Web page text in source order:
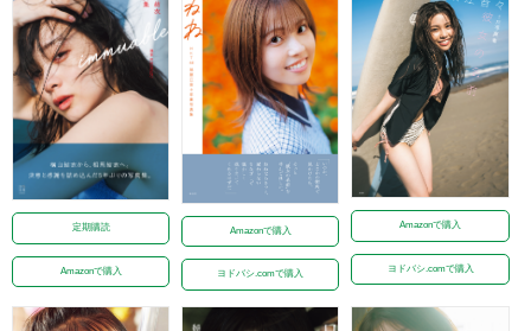
定期購読
Amazonで購入
Amazonで購入
ヨドバシ.comで購入
Amazonで購入
ヨドバシ.comで購入